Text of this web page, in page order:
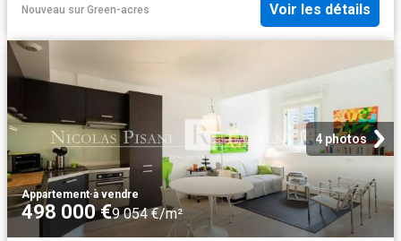
Nouveau sur Green-acres Voir les détails
4 photos
Appartement·à vendre
498 000 €9 054 €/m²